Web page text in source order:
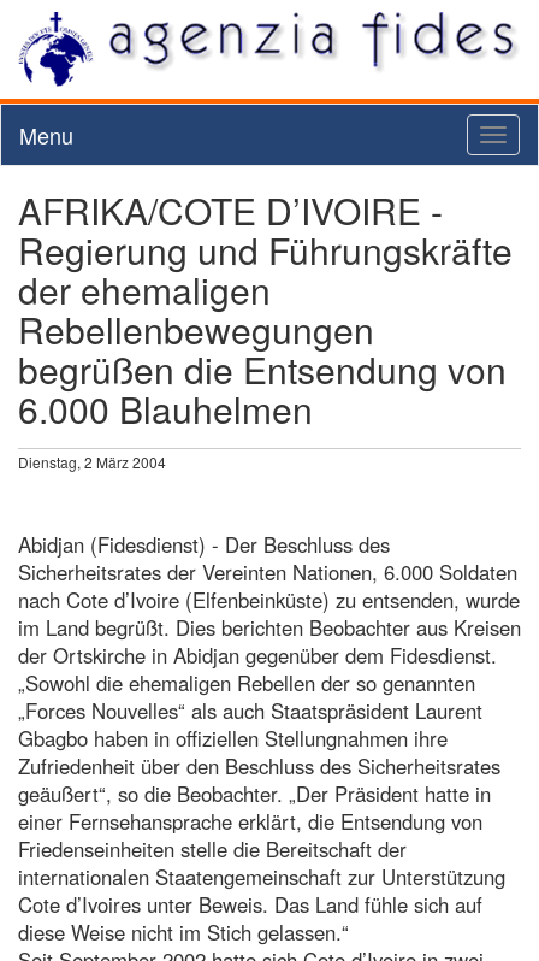
Menu
AFRIKA/COTE D’IVOIRE -
Regierung und Führungskräfte
der ehemaligen
Rebellenbewegungen
begrüßen die Entsendung von
6.000 Blauhelmen
Dienstag, 2 März 2004
Abidjan (Fidesdienst) - Der Beschluss des
Sicherheitsrates der Vereinten Nationen, 6.000 Soldaten
nach Cote d’Ivoire (Elfenbeinküste) zu entsenden, wurde
im Land begrüßt. Dies berichten Beobachter aus Kreisen
der Ortskirche in Abidjan gegenüber dem Fidesdienst.
„Sowohl die ehemaligen Rebellen der so genannten
„Forces Nouvelles“ als auch Staatspräsident Laurent
Gbagbo haben in offiziellen Stellungnahmen ihre
Zufriedenheit über den Beschluss des Sicherheitsrates
geäußert“, so die Beobachter. „Der Präsident hatte in
einer Fernsehansprache erklärt, die Entsendung von
Friedenseinheiten stelle die Bereitschaft der
internationalen Staatengemeinschaft zur Unterstützung
Cote d’Ivoires unter Beweis. Das Land fühle sich auf
diese Weise nicht im Stich gelassen.“